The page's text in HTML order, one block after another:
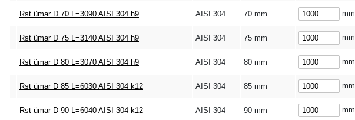
Rst ümar D 70 L=3090 AISI 304 h9 AISI 304 70 mm mm
Rst ümar D 75 L=3140 AISI 304 h9 AISI 304 75 mm mm
Rst ümar D 80 L=3070 AISI 304 h9 AISI 304 80 mm mm
Rst ümar D 85 L=6030 AISI 304 k12 AISI 304 85 mm mm
Rst ümar D 90 L=6040 AISI 304 k12 AISI 304 90 mm mm